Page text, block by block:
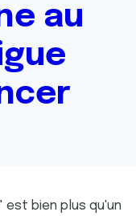
au
est bien plus qu'un